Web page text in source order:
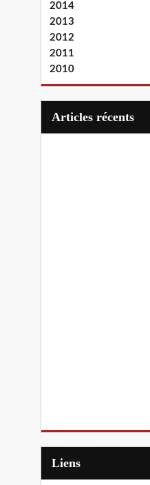
2014
2013
2012
2011
2010
articles récents
Liens